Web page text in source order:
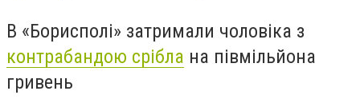
В «Борисполі» затримали чоловіка з
контрабандою срібла на півмільйона
гривень